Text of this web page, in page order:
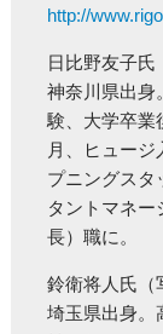
http://
日比野友子氏
神奈川県出身
験、大学卒業
月、ヒュー
プニングスタ
タントマネー
長）職に。
鈴衛将人氏（
埼玉県出身。